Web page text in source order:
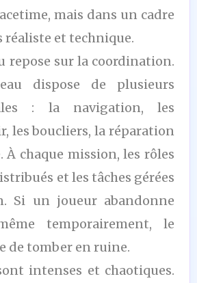
mais dans un cadre
réaliste et technique.
repose sur la coordination.
dispose de plusieurs
: la navigation, les
les boucliers, la réparation
À chaque mission, les rôles
et les tâches gérées
Si un joueur abandonne
temporairement, le
de tomber en ruine.
intenses et chaotiques.